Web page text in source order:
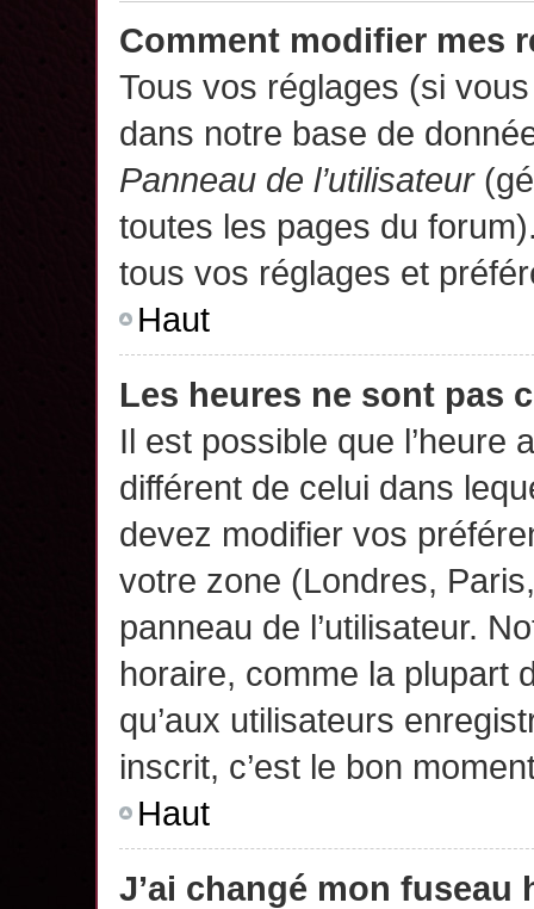
Comment modifier mes
Tous vos réglages (si
dans notre base de
Panneau de l’utilisateur
toutes les pages du
tous vos réglages et
Haut
Les heures ne sont pas
Il est possible que l’heure
différent de celui dans
devez modifier vos
votre zone (Londres,
panneau de l’utilisateur.
horaire, comme la plupart
qu’aux utilisateurs
inscrit, c’est le bon
Haut
J’ai changé mon fuseau